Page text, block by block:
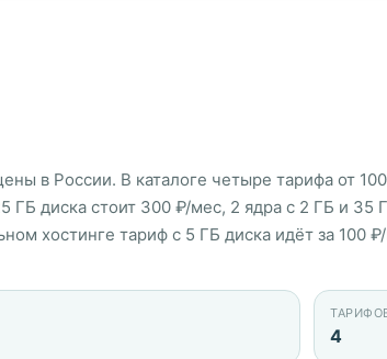
в России. В каталоге четыре тарифа от
ГБ диска стоит 300 ₽/мес, 2 ядра с 2 ГБ и
хостинге тариф с 5 ГБ диска идёт за 100
4